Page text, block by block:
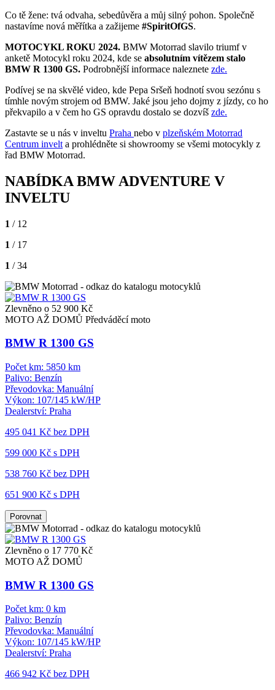
Co tě žene: tvá odvaha, sebedůvěra a můj silný pohon. Společně
nastavíme nová měřítka a zažijeme #SpiritOfGS.
MOTOCYKL ROKU 2024. BMW Motorrad slavilo triumf v
anketě Motocykl roku 2024, kde se absolutním vítězem stalo
BMW R 1300 GS. Podrobnější informace naleznete zde.
Podívej se na skvělé video, kde Pepa Sršeň hodnotí svou sezónu s
tímhle novým strojem od BMW. Jaké jsou jeho dojmy z jízdy, co ho
překvapilo a v čem ho GS opravdu dostalo se dozvíš zde.
Zastavte se u nás v inveltu Praha nebo v plzeňském Motorrad
Centrum invelt a prohlédněte si showroomy se všemi motocykly z
řad BMW Motorrad.
NABÍDKA BMW ADVENTURE V
INVELTU
1 / 12
1 / 17
1 / 34
Zlevněno o 52 900 Kč
MOTO AŽ DOMŮ Předváděcí moto
BMW R 1300 GS
Počet km: 5850 km
Palivo: Benzín
Převodovka: Manuální
Výkon: 107/145 kW/HP
Dealerství: Praha
495 041 Kč bez DPH
599 000 Kč s DPH
538 760 Kč bez DPH
651 900 Kč s DPH
Porovnat
Zlevněno o 17 770 Kč
MOTO AŽ DOMŮ
BMW R 1300 GS
Počet km: 0 km
Palivo: Benzín
Převodovka: Manuální
Výkon: 107/145 kW/HP
Dealerství: Praha
466 942 Kč bez DPH